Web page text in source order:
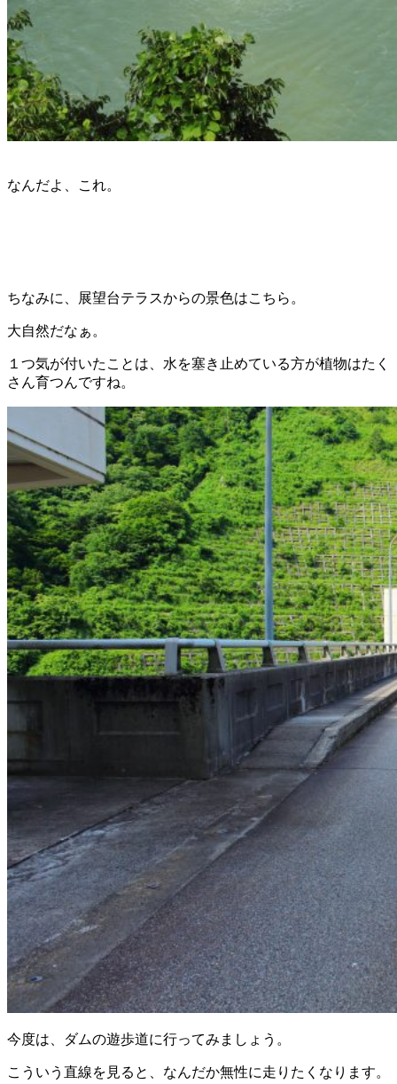
なんだよ、これ。
ちなみに、展望台テラスからの景色はこちら。
大自然だなぁ。
１つ気が付いたことは、水を塞き止めている方が植物はたく
さん育つんですね。
今度は、ダムの遊歩道に行ってみましょう。
こういう直線を見ると、なんだか無性に走りたくなります。